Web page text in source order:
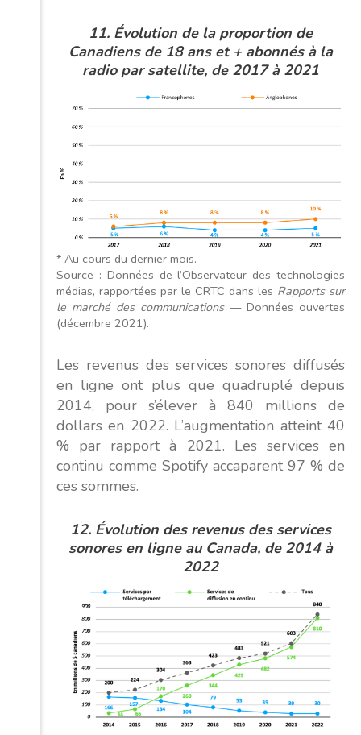
11. Évolution de la proportion de
Canadiens de 18 ans et + abonnés à la
radio par satellite, de 2017 à 2021
* Au cours du dernier mois.
Source : Données de l’Observateur des technologies
médias, rapportées par le CRTC dans les Rapports sur
le marché des communications— Données ouvertes
(décembre 2021).
Les revenus des services sonores diffusés
en ligne ont plus que quadruplé depuis
2014, pour s’élever à 840 millions de
dollars en 2022. L’augmentation atteint 40
% par rapport à 2021. Les services en
continu comme Spotify accaparent 97 % de
ces sommes.
12. Évolution des revenus des services
sonores en ligne au Canada, de 2014 à
2022